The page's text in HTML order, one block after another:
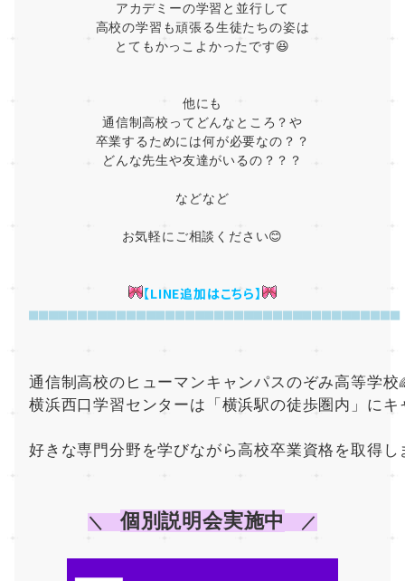
アカデミーの学習と並行して
高校の学習も頑張る生徒たちの姿は
とてもかっこよかったです😆
他にも
通信制高校ってどんなところ？や
卒業するためには何が必要なの？？
どんな先生や友達がいるの？？？
などなど
お気軽にご相談ください😊
【LINE追加はこちら】
■■■■■■■■■■■■■■■■■■■■■■■■■■■■■■■■■■■■■■
通信制高校のヒューマンキャンパスのぞみ高等学校
横浜西口学習センターは「横浜駅の徒歩圏内」に
好きな専門分野を学びながら高校卒業資格を取得し
＼ 個別説明会実施中 ／